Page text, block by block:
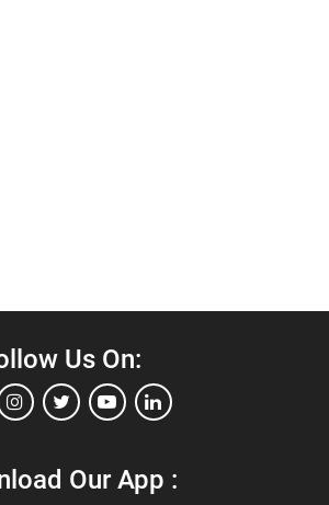
Us On:
Our App :